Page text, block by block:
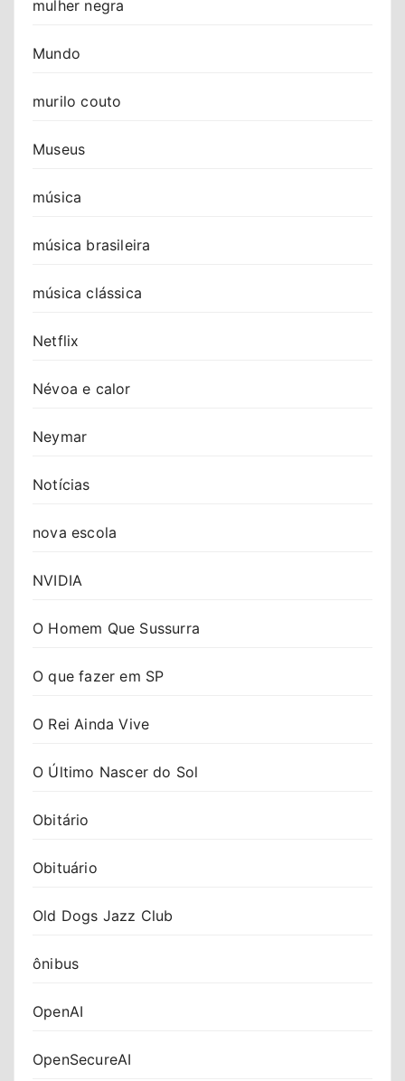
mulher negra
Mundo
murilo couto
Museus
música
música brasileira
música clássica
Netflix
Névoa e calor
Neymar
Notícias
nova escola
NVIDIA
O Homem Que Sussurra
O que fazer em SP
O Rei Ainda Vive
O Último Nascer do Sol
Obitário
Obituário
Old Dogs Jazz Club
ônibus
OpenAI
OpenSecureAI